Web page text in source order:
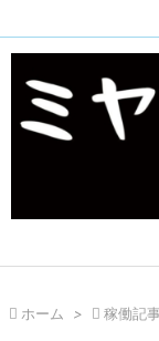
 ホーム >  稼働記